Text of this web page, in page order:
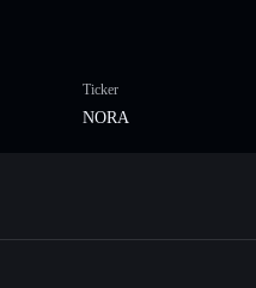
Ticker
NORA